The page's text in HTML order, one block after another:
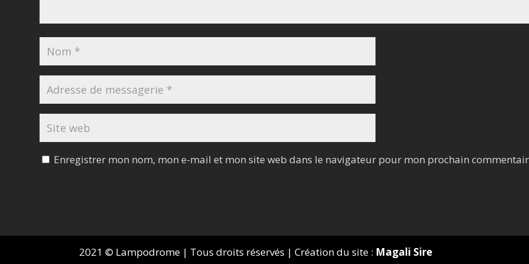
Enregistrer mon nom, mon e-mail et mon site web dans le navigateur pour mon prochain
2021 © Lampodrome | Tous droits réservés | Création du site : Magali Sire